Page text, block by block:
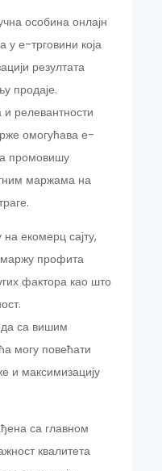
особина онлајн
у е-трговини која
резултата
продаје.
релевантности
омогућава е-
промовишу
маржама на
екомерц сајту,
профита
фактора као што
са вишим
могу повећати
и максимизацију
са главном
квалитета